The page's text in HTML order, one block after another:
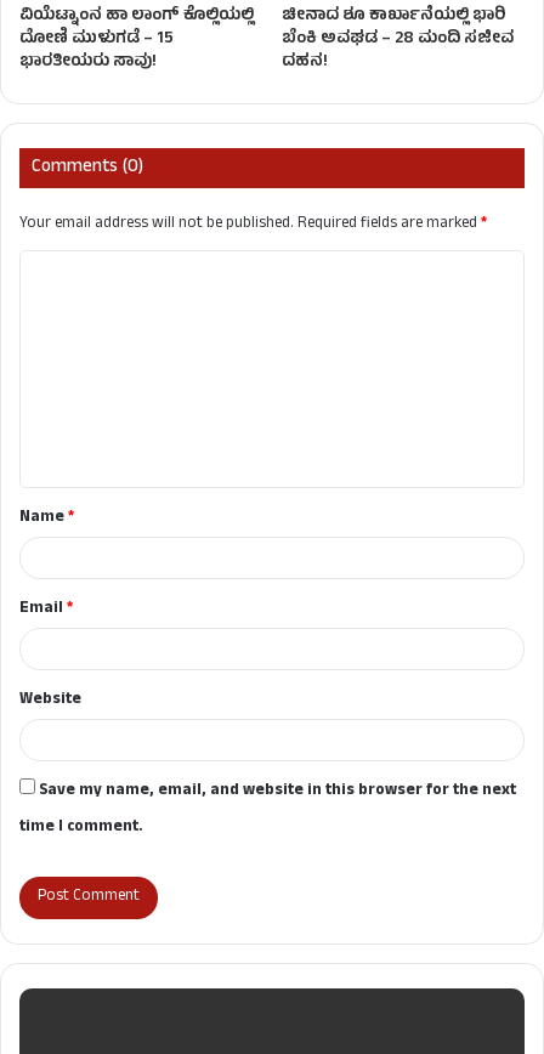
ವಿಯೆಟ್ನಾಂನ ಹಾ ಲಾಂಗ್ ಕೊಲ್ಲಿಯಲ್ಲಿ
ದೋಣಿ ಮುಳುಗಡೆ – 15
ಭಾರತೀಯರು ಸಾವು!
ಚೀನಾದ ಶೂ ಕಾರ್ಖಾನೆಯಲ್ಲಿ ಭಾರಿ
ಬೆಂಕಿ ಅವಘಡ – 28 ಮಂದಿ ಸಜೀವ
ದಹನ!
Comments (0)
Your email address will not be published.Required fields are marked*
t
*Name*
Email*
Website
Save my name, email, and website in this browser for the next
time I comment.